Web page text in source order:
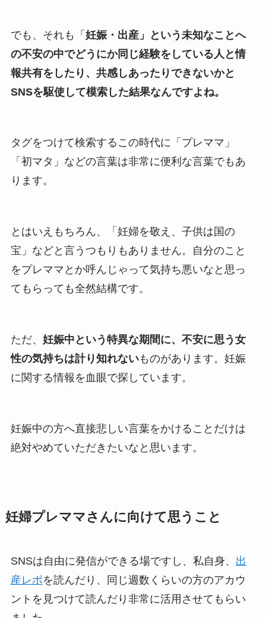
でも、それも「 妊娠・出産」という未知なことへ
の不安の中でどうにか同じ経験をしている人と情
報共有をしたり、共感しあったりできないかと
SNSを駆使して模索した結果なんですよね。
タグをつけて検索するこの時代に「プレママ」
「初マタ」などの言葉は非常に便利な言葉でもあ
ります。
とはいえもちろん、「妊婦を敬え、子供は国の
宝」などと言うつもりもありません。自分のこと
をプレママとか呼んじゃって気持ち悪いなと思っ
てもらっても全然結構です。
ただ、 妊娠中という特異な期間に、不安に思う女
性の気持ちは計り知れないものがあります。妊娠
に関する情報を血眼で探しています。
妊娠中の方へ直接悲しい言葉をかけることだけは
絶対やめていただきたいなと思います。
妊婦プレママさんに向けて思うこと
SNSは自由に発信ができる場ですし、私自身、 出
産レポを読んだり、同じ週数くらいの方のアカウ
ントを見つけて読んだり非常に活用させてもらい